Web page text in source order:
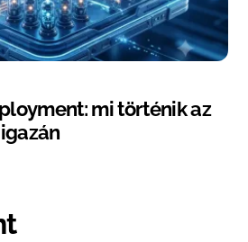
mi történik az